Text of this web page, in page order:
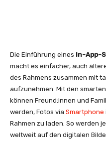
Die Einführung eines In-App-
macht es einfacher, auch
des Rahmens zusammen mit
aufzunehmen. Mit den
können Freund:innen und
werden, Fotos via Smartphone
Rahmen zu laden. So werden
weltweit auf den digitalen